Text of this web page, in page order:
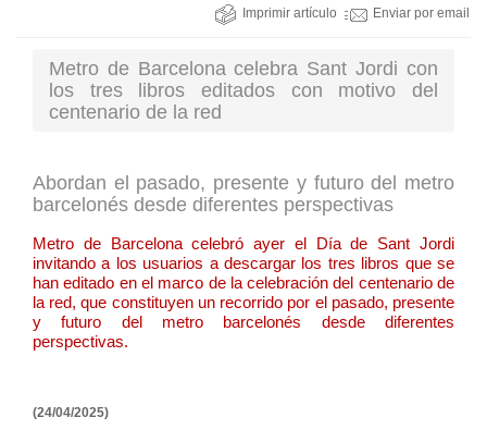
Imprimir artículo Enviar por email
Metro de Barcelona celebra Sant Jordi con
los tres libros editados con motivo del
centenario de la red
Abordan el pasado, presente y futuro del metro
barcelonés desde diferentes perspectivas
Metro de Barcelona celebró ayer el Día de Sant Jordi
invitando a los usuarios a descargar los tres libros que se
han editado en el marco de la celebración del centenario de
la red, que constituyen un recorrido por el pasado, presente
y futuro del metro barcelonés desde diferentes
perspectivas.
(24/04/2025)